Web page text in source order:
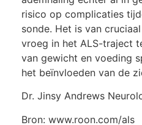
risico op complicaties
sonde. Het is van
vroeg in het ALS-traject
van gewicht en voeding
het beïnvloeden van de
Dr. Jinsy Andrews
Bron: www.roon.com/als